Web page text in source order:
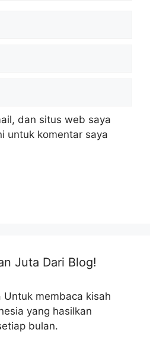
dan situs web saya
untuk komentar saya
Juta Dari Blog!
Untuk membaca kisah
yang hasilkan
bulan.